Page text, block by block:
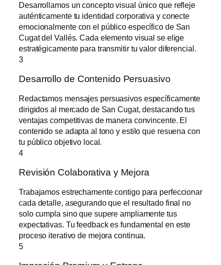
Desarrollamos un concepto visual único que refleje
auténticamente tu identidad corporativa y conecte
emocionalmente con el público específico de San
Cugat del Vallés. Cada elemento visual se elige
estratégicamente para transmitir tu valor diferencial.
3
Desarrollo de Contenido Persuasivo
Redactamos mensajes persuasivos específicamente
dirigidos al mercado de San Cugat, destacando tus
ventajas competitivas de manera convincente. El
contenido se adapta al tono y estilo que resuena con
tu público objetivo local.
4
Revisión Colaborativa y Mejora
Trabajamos estrechamente contigo para perfeccionar
cada detalle, asegurando que el resultado final no
solo cumpla sino que supere ampliamente tus
expectativas. Tu feedback es fundamental en este
proceso iterativo de mejora continua.
5